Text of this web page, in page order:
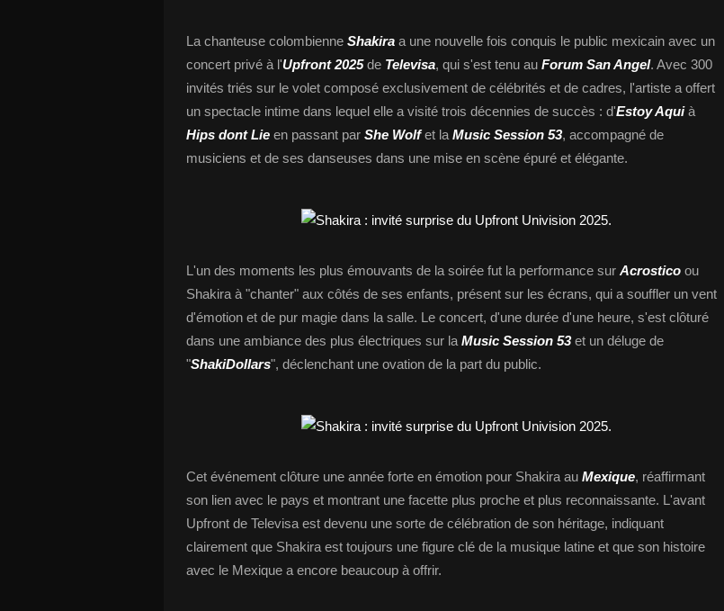
La chanteuse colombienne Shakira a une nouvelle fois conquis le public mexicain avec un
concert privé à l'Upfront 2025de Televisa, qui s'est tenu au Forum San Angel. Avec 300
invités triés sur le volet composé exclusivement de célébrités et de cadres, l'artiste a offert
un spectacle intime dans lequel elle a visité trois décennies de succès : d'Estoy Aquià
Hips dont Lie en passant par She Wolfet la Music Session 53, accompagné de
musiciens et de ses danseuses dans une mise en scène épuré et élégante.
L'un des moments les plus émouvants de la soirée fut la performance sur Acrostico ou
Shakira à "chanter" aux côtés de ses enfants, présent sur les écrans, qui a souffler un vent
d'émotion et de pur magie dans la salle. Le concert, d'une durée d'une heure, s'est clôturé
dans une ambiance des plus électriques sur la Music Session 53et un déluge de
"ShakiDollars", déclenchant une ovation de la part du public.
Cet événement clôture une année forte en émotion pour Shakira au Mexique, réaffirmant
son lien avec le pays et montrant une facette plus proche et plus reconnaissante. L'avant
Upfront de Televisa est devenu une sorte de célébration de son héritage, indiquant
clairement que Shakira est toujours une figure clé de la musique latine et que son histoire
avec le Mexique a encore beaucoup à offrir.